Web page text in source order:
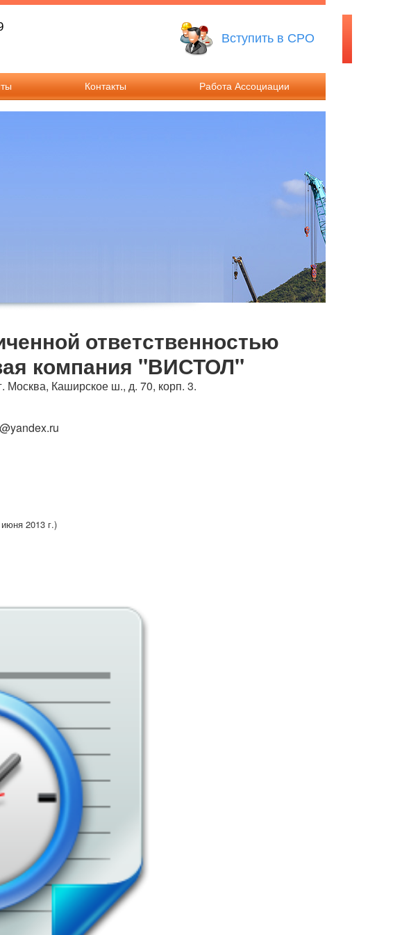
Вступить в СРО
Контакты
Контакты
Работа Ассоциации
Решения Общего собрания
Работа Контрольного комитета
бухгалтерской отчетности
Ассоциации и результатах её
ответственностью
компания "ВИСТОЛ"
Москва, Каширское ш., д. 70, корп. 3.
2013 г.)